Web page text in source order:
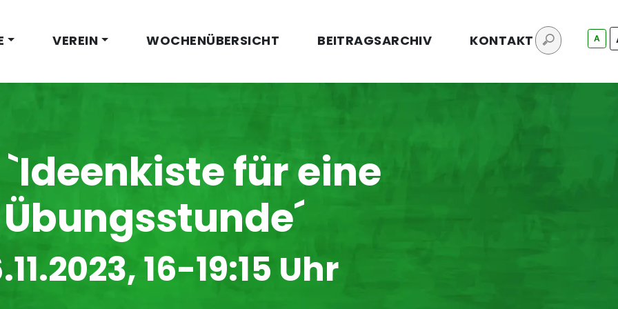
VEREIN WOCHENÜBERSICHT BEITRAGSARCHIV KONTAKT A
`Ideenkiste für eine
Übungsstunde´
16-19:15 Uhr